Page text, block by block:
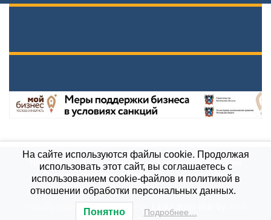
Новости
Документы вышестоящих организаций
Противодействие коррупции
Карта сайта
МБОУ \"Гимназия им. А.П.Чехова\", 2021
Proudly powered by WordPress
На сайте используются файлы cookie. Продолжая
использовать этот сайт, вы соглашаетесь с
использованием cookie-файлов и политикой в
отношении обработки персональных данных.
Понятно Подробнее…